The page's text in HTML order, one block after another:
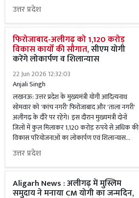
उत्तर प्रदेश
फिरोजाबाद-अलीगढ़ को 1,120 करोड़
विकास कार्यों की सौगात,सीएम योगी
करेंगे लोकार्पण व शिलान्यास
22 Jun 2026 12:32:03
Anjali Singh
लखनऊ: उत्तर प्रदेश के मुख्यमंत्री योगी आदित्यनाथ
सोमवार को 'कांच नगरी' फिरोजाबाद और 'ताला नगरी'
अलीगढ़ के दौरे पर रहेंगे। इस दौरान मुख्यमंत्री दोनों
जिलों में कुल मिलाकर 1,120 करोड़ रुपये से अधिक की
विकास परियोजनाओं का लोकार्पण एवं शिलान्यास...
उत्तर प्रदेश
Aligarh News : अलीगढ़ में मुस्लिम
समुदाय ने मनाया CM योगी का जन्मदिन,